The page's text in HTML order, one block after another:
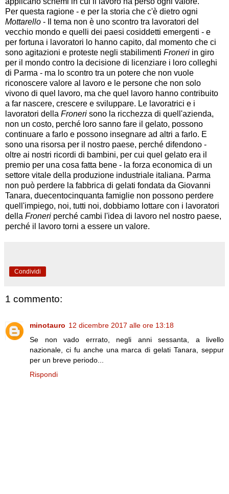
Per questa ragione - e per la storia che c'è dietro ogni
Mottarello - Il tema non è uno scontro tra lavoratori del
vecchio mondo e quelli dei paesi cosiddetti emergenti - e
per fortuna i lavoratori lo hanno capito, dal momento che ci
sono agitazioni e proteste negli stabilimenti Froneri in giro
per il mondo contro la decisione di licenziare i loro colleghi
di Parma - ma lo scontro tra un potere che non vuole
riconoscere valore al lavoro e le persone che non solo
vivono di quel lavoro, ma che quel lavoro hanno contribuito
a far nascere, crescere e sviluppare. Le lavoratrici e i
lavoratori della Froneri sono la ricchezza di quell'azienda,
non un costo, perché loro sanno fare il gelato, possono
continuare a farlo e possono insegnare ad altri a farlo. E
sono una risorsa per il nostro paese, perché difendono -
oltre ai nostri ricordi di bambini, per cui quel gelato era il
premio per una cosa fatta bene - la forza economica di un
settore vitale della produzione industriale italiana. Parma
non può perdere la fabbrica di gelati fondata da Giovanni
Tanara, duecentocinquanta famiglie non possono perdere
quell'impiego, noi, tutti noi, dobbiamo lottare con i lavoratori
della Froneri perché cambi l'idea di lavoro nel nostro paese,
perché il lavoro torni a essere un valore.
Condividi
1 commento:
minotauro 12 dicembre 2017 alle ore 13:18
Se non vado errrato, negli anni sessanta, a livello
nazionale, ci fu anche una marca di gelati Tanara, seppur
per un breve periodo...
Rispondi